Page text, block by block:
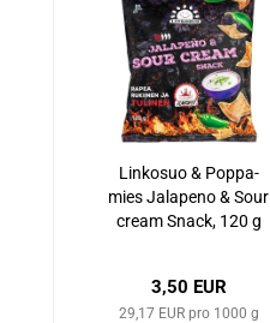
Lin­ko­suo & Pop­pa­
mies Ja­lape­no & Sour
cream Snack, 120 g
3,50 EUR
29,17 EUR pro 1000 g